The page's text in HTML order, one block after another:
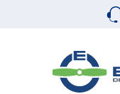
Skip to main content